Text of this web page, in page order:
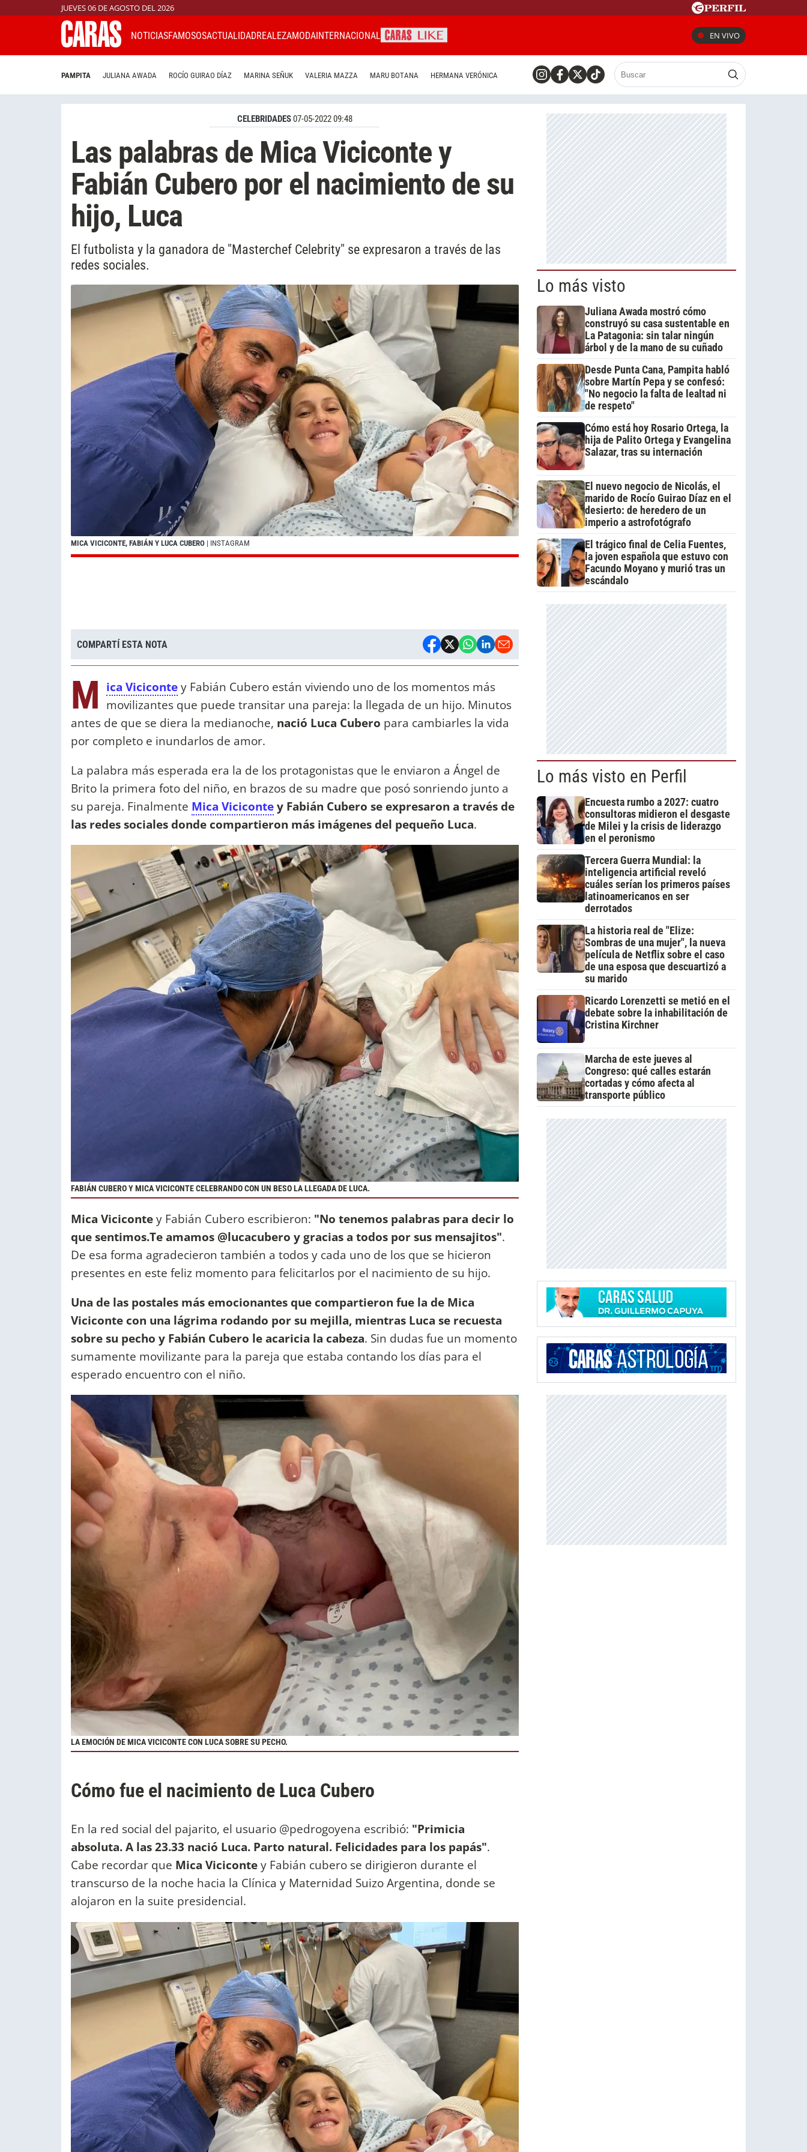
JUEVES 06 DE AGOSTO DEL 2026
NOTICIASFAMOSOSACTUALIDADREALEZAMODAINTERNACIONAL EN VIVO
PAMPITA JULIANA AWADA ROCÍO GUIRAO DÍAZ MARINA SEÑUK VALERIA MAZZA MARU BOTANA HERMANA VERÓNICA
CELEBRIDADES07-05-2022 09:48
Las palabras de Mica Viciconte y
Fabián Cubero por el nacimiento de su
hijo, Luca
El futbolista y la ganadora de "Masterchef Celebrity" se expresaron a través de las
redes sociales.
MICA VICICONTE, FABIÁN Y LUCA CUBERO | INSTAGRAM
COMPARTÍ ESTA NOTA
M ica Vicicontey Fabián Cubero están viviendo uno de los momentos más
movilizantes que puede transitar una pareja: la llegada de un hijo. Minutos
antes de que se diera la medianoche, nació Luca Cubero para cambiarles la vida
por completo e inundarlos de amor.
La palabra más esperada era la de los protagonistas que le enviaron a Ángel de
Brito la primera foto del niño, en brazos de su madre que posó sonriendo junto a
su pareja. Finalmente Mica Vicicontey Fabián Cubero se expresaron a través de
las redes sociales donde compartieron más imágenes del pequeño Luca.
FABIÁN CUBERO Y MICA VICICONTE CELEBRANDO CON UN BESO LA LLEGADA DE LUCA.
Mica Vicicontey Fabián Cubero escribieron: "No tenemos palabras para decir lo
que sentimos.Te amamos @lucacubero y gracias a todos por sus mensajitos".
De esa forma agradecieron también a todos y cada uno de los que se hicieron
presentes en este feliz momento para felicitarlos por el nacimiento de su hijo.
Una de las postales más emocionantes que compartieron fue la de Mica
Viciconte con una lágrima rodando por su mejilla, mientras Luca se recuesta
sobre su pecho y Fabián Cubero le acaricia la cabeza. Sin dudas fue un momento
sumamente movilizante para la pareja que estaba contando los días para el
esperado encuentro con el niño.
LA EMOCIÓN DE MICA VICICONTE CON LUCA SOBRE SU PECHO.
Cómo fue el nacimiento de Luca Cubero
En la red social del pajarito, el usuario @pedrogoyena escribió: "Primicia
absoluta. A las 23.33 nació Luca. Parto natural. Felicidades para los papás".
Cabe recordar que Mica Vicicontey Fabián cubero se dirigieron durante el
transcurso de la noche hacia la Clínica y Maternidad Suizo Argentina, donde se
alojaron en la suite presidencial.
Lo más visto
Juliana Awada mostró cómo
construyó su casa sustentable en
La Patagonia: sin talar ningún
árbol y de la mano de su cuñado
Desde Punta Cana, Pampita habló
sobre Martín Pepa y se confesó:
"No negocio la falta de lealtad ni
de respeto"
Cómo está hoy Rosario Ortega, la
hija de Palito Ortega y Evangelina
Salazar, tras su internación
El nuevo negocio de Nicolás, el
marido de Rocío Guirao Díaz en el
desierto: de heredero de un
imperio a astrofotógrafo
El trágico final de Celia Fuentes,
la joven española que estuvo con
Facundo Moyano y murió tras un
escándalo
Lo más visto en Perfil
Encuesta rumbo a 2027: cuatro
consultoras midieron el desgaste
de Milei y la crisis de liderazgo
en el peronismo
Tercera Guerra Mundial: la
inteligencia artificial reveló
cuáles serían los primeros países
latinoamericanos en ser
derrotados
La historia real de "Elize:
Sombras de una mujer", la nueva
película de Netflix sobre el caso
de una esposa que descuartizó a
su marido
Ricardo Lorenzetti se metió en el
debate sobre la inhabilitación de
Cristina Kirchner
Marcha de este jueves al
Congreso: qué calles estarán
cortadas y cómo afecta al
transporte público